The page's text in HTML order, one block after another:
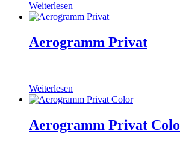
Weiterlesen
Aerogramm Privat
Weiterlesen
Aerogramm Privat